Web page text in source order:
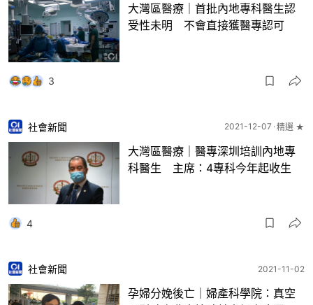
大灣區醫療｜首批內地專科醫生認
受性未明 不會直接獲醫專認可
3
社會新聞 2021-12-07 精選 ★
大灣區醫療｜醫專深圳培訓內地專
科醫生 主席：4專科今年起收生
4
社會新聞 2021-11-02
孕婦分娩後亡｜婦產科學院：真空